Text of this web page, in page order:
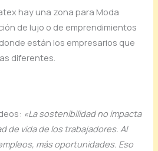
hay una zona para Moda
de lujo o de emprendimientos
están los empresarios que
diferentes.
«La sostenibilidad no impacta
de vida de los trabajadores. Al
más oportunidades. Eso